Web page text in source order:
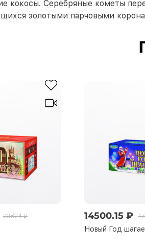
кокосы. Серебряные кометы
золотыми парчовыми
23824 ₽ 14500.15 ₽
Новый Год